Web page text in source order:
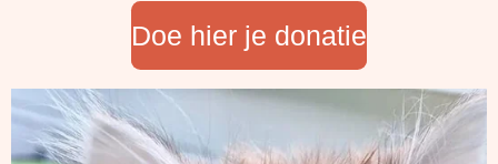
Doe hier je donatie